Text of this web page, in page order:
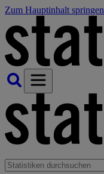
Zum Hauptinhalt springen